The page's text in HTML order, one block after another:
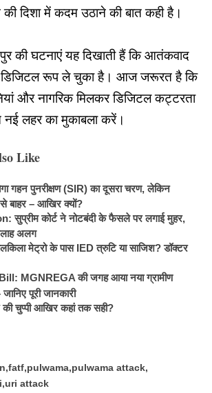
दिशा में कदम उठाने की बात कही है।
की घटनाएं यह दिखाती हैं कि आतंकवाद
रूप ले चुका है। आज जरूरत है कि
और नागरिक मिलकरडिजिटल कट्टरता
लहर का मुकाबला करें।
Like
गहन पुनरीक्षण (SIR) का दूसरा चरण, लेकिन
बाहर – आखिर क्यों?
सुप्रीम कोर्ट ने नोटबंदी के फैसले पर लगाई मुहर,
अलग
मेट्रो के पास IED त्रुटि या साजिश? डॉक्टर
MGNREGA की जगह आया नया ग्रामीण
पूरी जानकारी
चुप्पी आखिर कहां तक सही?
fatf pulwama pulwama attack
uri attack